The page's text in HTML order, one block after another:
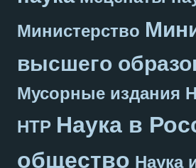
Министерство
высшего
Мусорные издания
НТР Наука в
общество Наука